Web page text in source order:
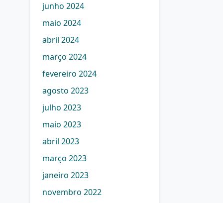
junho 2024
maio 2024
abril 2024
março 2024
fevereiro 2024
agosto 2023
julho 2023
maio 2023
abril 2023
março 2023
janeiro 2023
novembro 2022